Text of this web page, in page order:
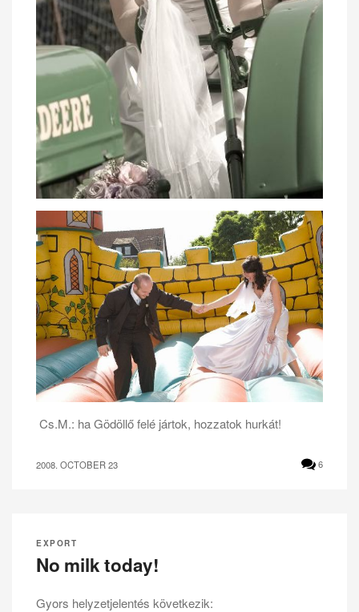
Cs.M.: ha Gödöllő felé jártok, hozzatok hurkát!
2008. OCTOBER 23 6
EXPORT
No milk today!
Gyors helyzetjelentés következik: